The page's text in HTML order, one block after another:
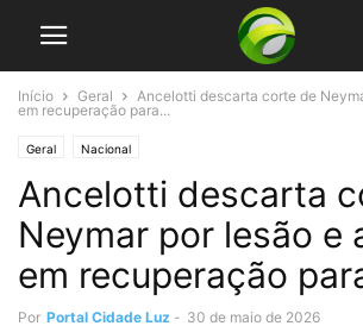
Início Geral
Ancelotti descarta corte de
em recuperação para...
Geral Nacional
Ancelotti descarta
Neymar por lesão e
em recuperação
Por Portal Cidade Luz - 30 de maio de 2026